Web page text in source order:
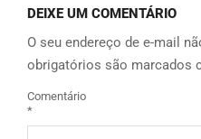
DEIXE UM COMENTÁRIO
O seu endereço de e-mail
obrigatórios são marcados
Comentário
*